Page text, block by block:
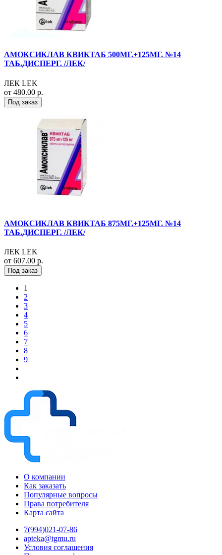
АМОКСИКЛАВ КВИКТАБ 500МГ.+125МГ. №14
ТАБ.ДИСПЕРГ. /ЛЕК/
ЛЕК LEK
от 480.00 р.
Под заказ
АМОКСИКЛАВ КВИКТАБ 875МГ.+125МГ. №14
ТАБ.ДИСПЕРГ. /ЛЕК/
ЛЕК LEK
от 607.00 р.
Под заказ
1
2
3
4
5
6
7
8
9
О компании
Как заказать
Популярные вопросы
Права потребителя
Карта сайта
7(994)021-07-86
apteka@tgmu.ru
Условия соглашения